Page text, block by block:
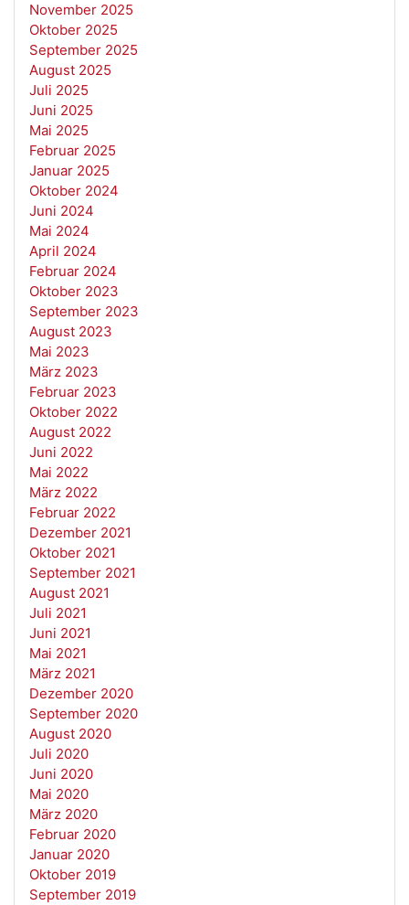
November 2025
Oktober 2025
September 2025
August 2025
Juli 2025
Juni 2025
Mai 2025
Februar 2025
Januar 2025
Oktober 2024
Juni 2024
Mai 2024
April 2024
Februar 2024
Oktober 2023
September 2023
August 2023
Mai 2023
März 2023
Februar 2023
Oktober 2022
August 2022
Juni 2022
Mai 2022
März 2022
Februar 2022
Dezember 2021
Oktober 2021
September 2021
August 2021
Juli 2021
Juni 2021
Mai 2021
März 2021
Dezember 2020
September 2020
August 2020
Juli 2020
Juni 2020
Mai 2020
März 2020
Februar 2020
Januar 2020
Oktober 2019
September 2019